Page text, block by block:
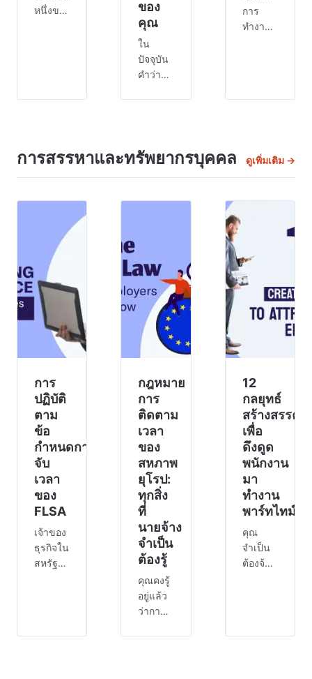
หนึ่งของ
ของคุณ
ย้อน
อดีต
และดีใจ
กรอบ
งานนี้
ช่วยให้
ทีม
Agile
รวบรวม
ข้อมูล
เชิงลึก
ของ
คุณ
ใน
ปัจจุบัน
คำว่า
ถึงกัน
มาก
ตั้งแต่
รักษา
สมดุล
ระหว่าง
ชีวิตกับ
การ
ทำงาน
จนถึง
ปัญหา
ของ
สมาชิก
ในทีม
บางค
การ
ทำงานที่
พลวัต
ธุรกิจ
ใดๆ
อย่าง
ใกล้ชิด
กับความ
เป็นอยู่ที่
ดีและ
พนักงาน
😁 ซึ่ง
อาจนำ
ไปสู่กา
การสรรหาและทรัพยากรบุคคล ดูเพิ่มเติม →
การ
ปฏิบัติ
ตาม
ข้อ
กำหนดการ
จับ
เวลา
ของ
FLSA
เจ้าของ
ธุรกิจใน
สหรัฐอเมริกา
มาตรฐาน
กฎหมาย
การ
ติดตาม
เวลา
ของ
สหภาพ
ยุโรป:
ทุกสิ่ง
ที่
นายจ้าง
จำเป็น
ต้องรู้
คุณคงรู้
อยู่แล้ว
ว่าการ
12
กลยุทธ์
สร้างสรรค์
เพื่อ
ดึงดูด
พนักงาน
มา
ทำงาน
พาร์ทไทม์
คุณ
จำเป็น
ต้องจ้าง
ประมาณ